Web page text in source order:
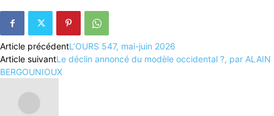
Article précédentL’OURS 547, mai-juin 2026
Article suivantLe déclin annoncé du modèle occidental ?, par ALAIN
BERGOUNIOUX